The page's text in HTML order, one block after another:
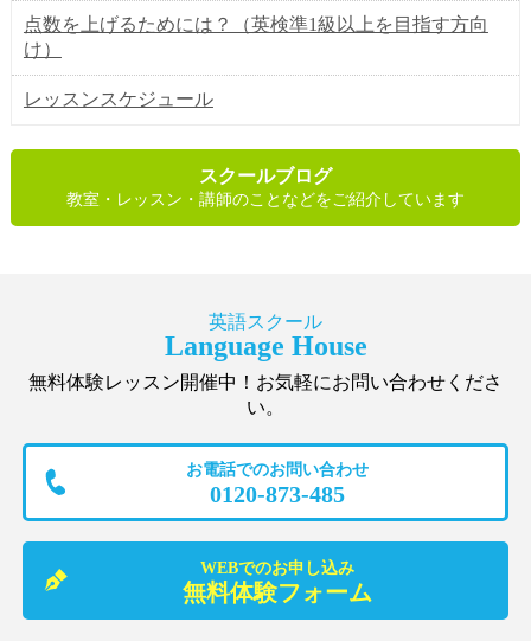
点数を上げるためには？（英検準1級以上を目指す方向
け）
レッスンスケジュール
スクールブログ
教室・レッスン・講師のことなどをご紹介しています
英語スクール
Language House
無料体験レッスン開催中！お気軽にお問い合わせくださ
い。
お電話でのお問い合わせ
0120-873-485
WEBでのお申し込み
無料体験フォーム